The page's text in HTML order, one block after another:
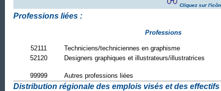
Cliquez sur
Professions liées :
Professions
52111
Techniciens/techniciennes en graphisme
52120
Designers graphiques et illustrateurs/illustratrices
99999 Autres professions liées
Distribution régionale des emplois visés et des effectifs